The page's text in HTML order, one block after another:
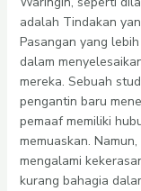
adalah Tindakan
Pasangan yang
dalam
mereka. Sebuah
pengantin baru
pemaaf memiliki
memuaskan.
mengalami
kurang bahagia